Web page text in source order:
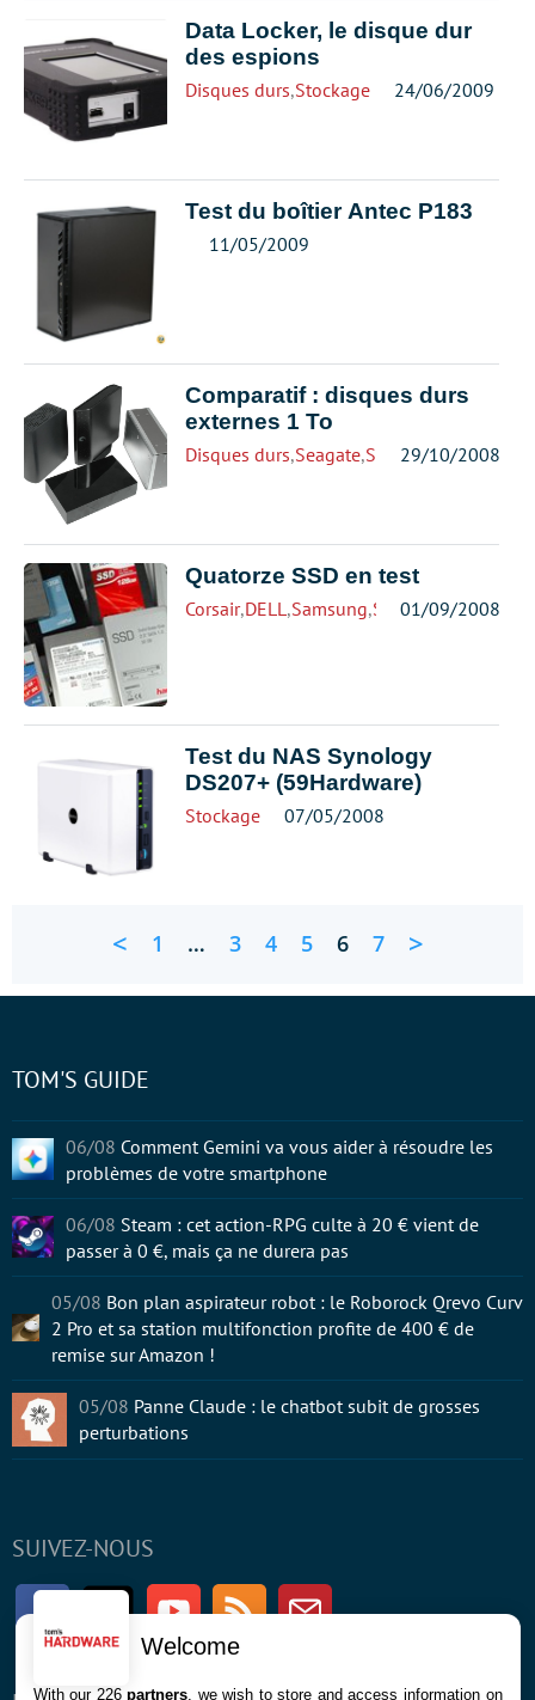
Data Locker, le disque dur
des espions
Disques durs,Stockage 24/06/2009
Test du boîtier Antec P183
11/05/2009
Comparatif : disques durs
externes 1 To
Disques durs,Seagate,Stockage,Western
29/10/2008
Quatorze SSD en test
Corsair,DELL ,Samsung,Stockage
01/09/2008
Test du NAS Synology
DS207+ (59Hardware)
Stockage 07/05/2008
< 1 … 3 4 5 6 7 >
SUIVEZ-NOUS
FacebookTwitter Youtube RSS Newsletter
TOM'S GUIDE
06/08 Comment Gemini va vous aider à résoudre les
problèmes de votre smartphone
06/08 Steam : cet action-RPG culte à 20 € vient de
passer à 0 €, mais ça ne durera pas
05/08 Bon plan aspirateur robot : le Roborock Qrevo Curv
2 Pro et sa station multifonction profite de 400 € de
remise sur Amazon !
05/08 Panne Claude : le chatbot subit de grosses
perturbations
Welcome
With our 226partners , we wish to store and access information on